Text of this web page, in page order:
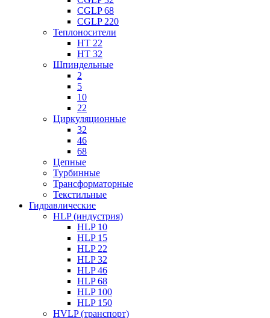
CGLP 68
CGLP 220
Теплоносители
HT 22
HT 32
Шпиндельные
2
5
10
22
Циркуляционные
32
46
68
Цепные
Турбинные
Трансформаторные
Текстильные
Гидравлические
HLP (индустрия)
HLP 10
HLP 15
HLP 22
HLP 32
HLP 46
HLP 68
HLP 100
HLP 150
HVLP (транспорт)